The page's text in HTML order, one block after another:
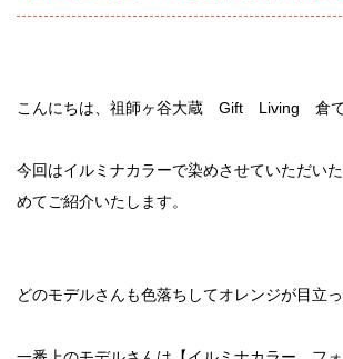
こんにちは、祖師ヶ谷大蔵 Gift Living 倉で
今回はイルミナカラーで染めさせていただい
めてご紹介いたします。
どのモデルさんも色落ちしてオレンジが目立